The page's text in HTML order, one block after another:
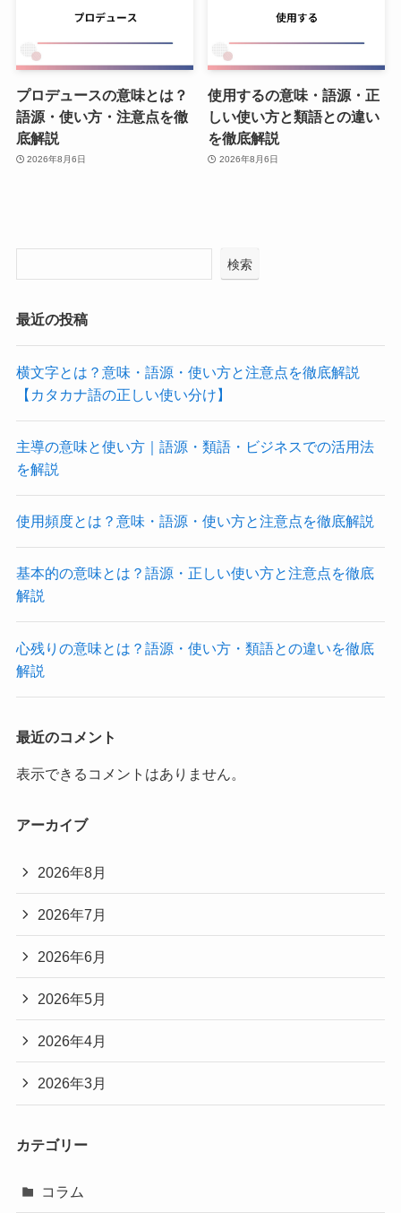
プロデュースの意味とは？
語源・使い方・注意点を徹
底解説
2026年8月6日
使用するの意味・語源・正
しい使い方と類語との違い
を徹底解説
2026年8月6日
検索
最近の投稿
横文字とは？意味・語源・使い方と注意点を徹底解説
【カタカナ語の正しい使い分け】
主導の意味と使い方｜語源・類語・ビジネスでの活用法
を解説
使用頻度とは？意味・語源・使い方と注意点を徹底解説
基本的の意味とは？語源・正しい使い方と注意点を徹底
解説
心残りの意味とは？語源・使い方・類語との違いを徹底
解説
最近のコメント
表示できるコメントはありません。
アーカイブ
2026年8月
2026年7月
2026年6月
2026年5月
2026年4月
2026年3月
カテゴリー
コラム